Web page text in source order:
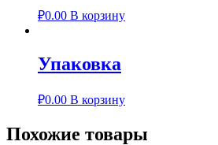
₽0.00 В корзину
Упаковка
₽0.00 В корзину
Похожие товары